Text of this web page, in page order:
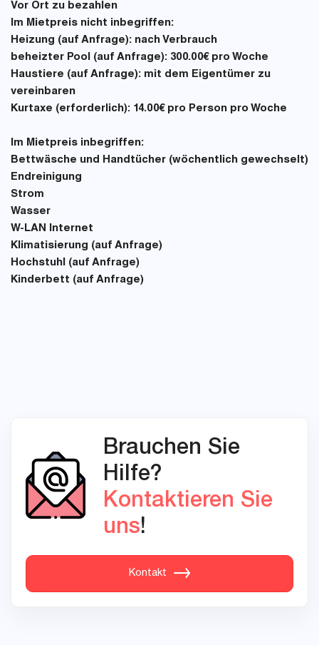
Vor Ort zu bezahlen
Im Mietpreis nicht inbegriffen:
Heizung (auf Anfrage): nach Verbrauch
beheizter Pool (auf Anfrage): 300.00€ pro Woche
Haustiere (auf Anfrage): mit dem Eigentümer zu
vereinbaren
Kurtaxe (erforderlich): 14.00€ pro Person pro Woche
Im Mietpreis inbegriffen:
Bettwäsche und Handtücher (wöchentlich gewechselt)
Endreinigung
Strom
Wasser
W-LAN Internet
Klimatisierung (auf Anfrage)
Hochstuhl (auf Anfrage)
Kinderbett (auf Anfrage)
Brauchen Sie
Hilfe?
Kontaktieren Sie
uns!
Kontakt